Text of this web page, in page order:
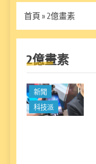
首頁 » 2億畫素
2億畫素
新聞
科技派